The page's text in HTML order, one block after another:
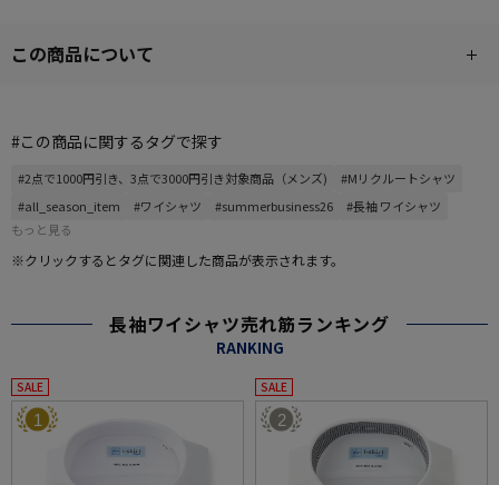
この商品について
#この商品に関するタグで探す
#2点で1000円引き、3点で3000円引き対象商品（メンズ)
#Mリクルートシャツ
#all_season_item
#ワイシャツ #summerbusiness26
#長袖 ワイシャツ
もっと見る
※クリックするとタグに関連した商品が表示されます。
長袖ワイシャツ売れ筋ランキング
RANKING
SALE
1
SALE
2